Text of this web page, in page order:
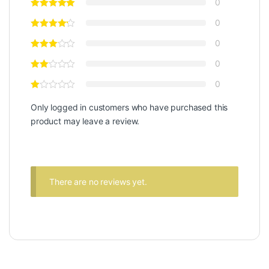
0
0
0
0
Only logged in customers who have purchased this
product may leave a review.
There are no reviews yet.